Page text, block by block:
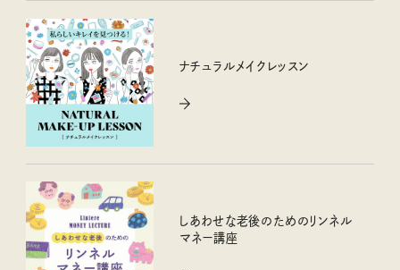
ナチュラルメイクレッスン
しあわせな老後のためのリンネル
マネー講座